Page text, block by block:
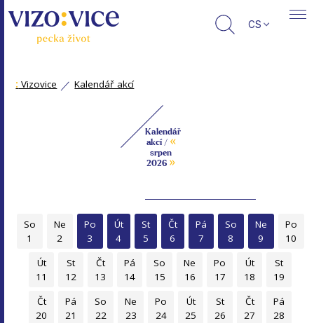
CS
: Vizovice Kalendář akcí
Kalendář
akcí / «
srpen
2026 »
So
1
Ne
2
Po
3
Út
4
St
5
Čt
6
Pá
7
So
8
Ne
9
Po
10
Út
11
St
12
Čt
13
Pá
14
So
15
Ne
16
Po
17
Út
18
St
19
Čt
20
Pá
21
So
22
Ne
23
Po
24
Út
25
St
26
Čt
27
Pá
28